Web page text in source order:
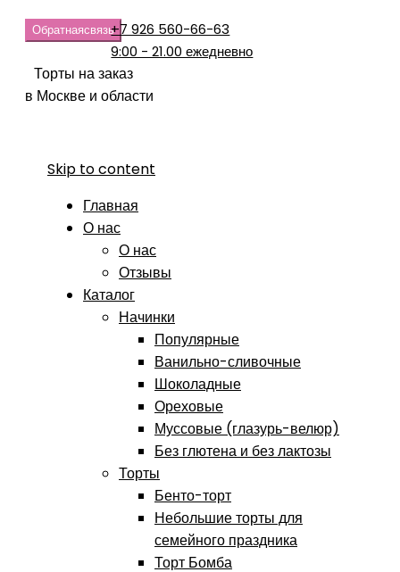
Обратнаясвязь+7 926 560-66-63
9:00 - 21.00 ежедневно
Торты на заказ
в Москве и области
Skip to content
Главная
О нас
О нас
Отзывы
Каталог
Начинки
Популярные
Ванильно-сливочные
Шоколадные
Ореховые
Муссовые (глазурь-велюр)
Без глютена и без лактозы
Торты
Бенто-торт
Небольшие торты для
семейного праздника
Торт Бомба